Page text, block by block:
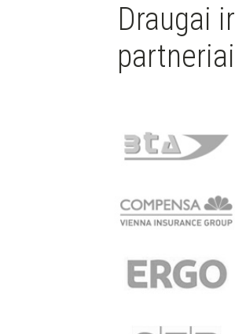
Draugai ir
partneriai